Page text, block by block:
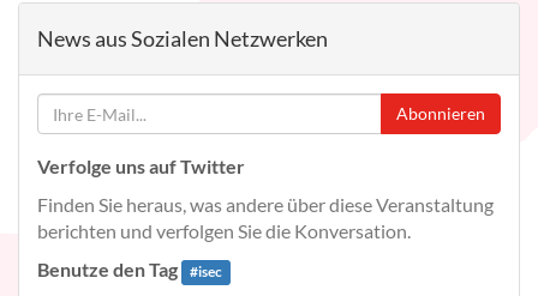
News aus Sozialen Netzwerken
Abonnieren
Verfolge uns auf Twitter
Finden Sie heraus, was andere über diese Veranstaltung
berichten und verfolgen Sie die Konversation.
Benutze den Tag
#isec